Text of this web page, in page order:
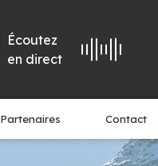
Écoutez
en direct
Partenaires Contact